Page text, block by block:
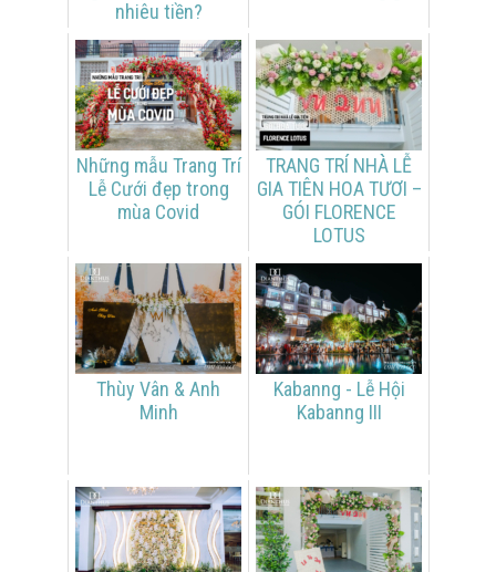
nhiêu tiền?
Những mẫu Trang Trí
Lễ Cưới đẹp trong
mùa Covid
TRANG TRÍ NHÀ LỄ
GIA TIÊN HOA TƯƠI –
GÓI FLORENCE
LOTUS
Thùy Vân & Anh
Minh
Kabanng - Lễ Hội
Kabanng III